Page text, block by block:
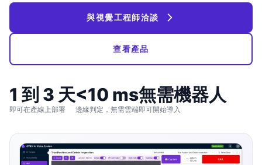
與視覺工程師洽談
查看產品
1 到 3 天
即可在產線上部署
<10 ms
邊緣判定，無需雲端
無需機器人
即可開始導入